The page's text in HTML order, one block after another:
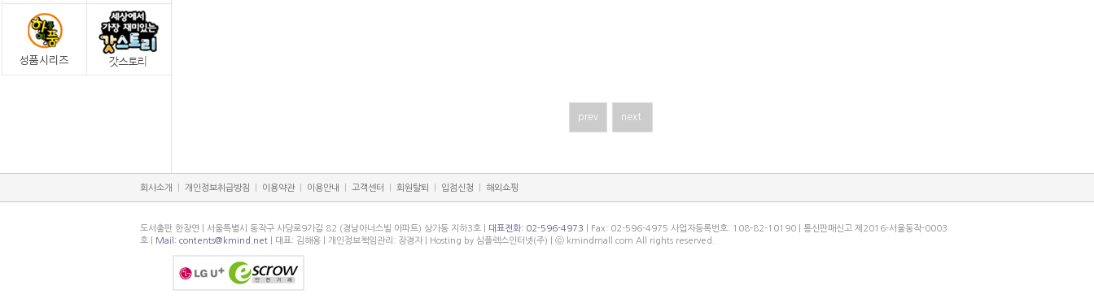
prev next
회사소개 개인정보취급방침 이용약관 이용안내 고객센터 회원탈퇴 입점신청 해외쇼핑
도서출판 한장연 | 서울특별시 동작구 사당로9가길 82 (경남아너스빌 아파트) 상가동 지하3호 | 대표전화: 02-596-4973 | Fax: 02-596-4975 사업자등록번호: 108-82-10190 | 통신판매신고 제2016-서울동작-0003
호 |
Mail: contents@kmind.net | 대표: 김해용 | 개인정보책임관리: 장경자 | Hosting by 심플렉스인터넷(주) | ⓒ kmindmall.com All rights reserved.